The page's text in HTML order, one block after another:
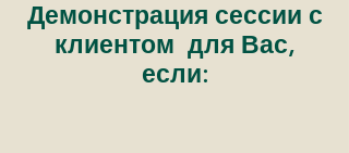
Демонстрация сессии с
клиентом для Вас,
если: